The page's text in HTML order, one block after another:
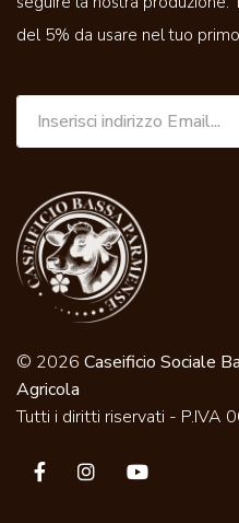
del 5% da usare nel tuo
© 2026 Caseificio Sociale
Agricola
Tutti i diritti riservati - P.IVA